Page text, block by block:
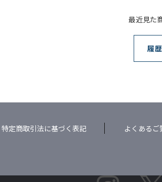
最近見た
履
特定商取引法に基づく表記 よくあるご